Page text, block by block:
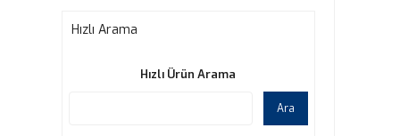
Hızlı Arama
Hızlı Ürün Arama
Ara